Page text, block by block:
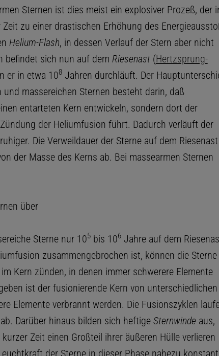
Sternen ist dies meist ein explosiver Prozeß, der
zu einer drastischen Erhöhung des
Helium-Flash, in dessen Verlauf der Stern aber nicht
befindet sich nun auf dem Riesenast(Hertzsprung-
er in etwa 108Jahren durchläuft. Der
und massereichen Sternen besteht darin, daß
entarteten Kern entwickeln, sondern dort der
der Heliumfusion führt. Dadurch verläuft der
Die Verweildauer der Sterne auf dem Riesenast
der Masse des Kerns ab. Bei massearmen Sternen
über
Sterne nur 105bis 106Jahre auf dem
zusammengebrochen ist, können die Sterne
Kern zünden, in denen immer schwerere Elemente
ist der fusionierende Kern von unterschiedlichen
Elemente verbrannt werden. Die Fusionszyklen
Darüber hinaus bilden sich heftige Sternwinde aus,
Zeit einen Großteil ihrer äußeren Hülle verlieren
der Sterne in dieser Phase nahezu konstant